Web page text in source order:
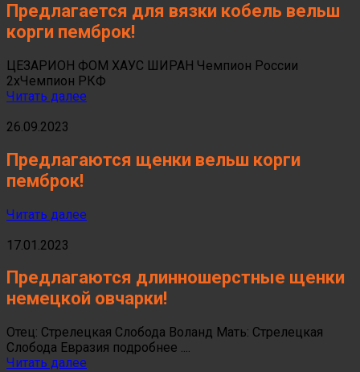
Предлагается для вязки кобель вельш
корги пемброк!
ЦЕЗАРИОН ФОМ ХАУС ШИРАН Чемпион России
2хЧемпион РКФ
Читать далее
26.09.2023
Предлагаются щенки вельш корги
пемброк!
Читать далее
17.01.2023
Предлагаются длинношерстные щенки
немецкой овчарки!
Отец: Стрелецкая Слобода Воланд Мать: Стрелецкая
Слобода Евразия подробнее ....
Читать далее